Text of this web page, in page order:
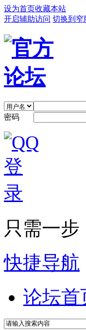
设为首页收藏本站
开启辅助访问 切换到窄
密码
只需一
快捷导航
论坛首